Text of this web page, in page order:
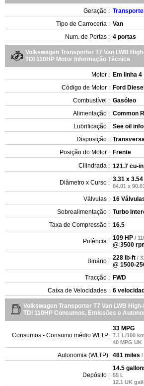
Geração :
Tipo de Carroceria : Van
Num. de Portas : 4 portas
Volkswagen Transporter T7 Van LWB
TDI 110HP Motor Informação Técnica
Motor : Em linha 4
Código de Motor : Ford
Combustível : Gasóleo
Alimentação : Common
Lubrificação : See oil
Disposição :
Posição do Motor : Frente
Cilindrada : 121.7 cu-in
Diâmetro x Curso : 3.31 x
84.01 x
Válvulas : 16
Sobrealimentação : Turbo
Taxa de Compressão : 16.5
Potência : 109 HP /
@ 3500
Binário : 228 lb-ft /
@ 1500-
Tracção : FWD
Caixa de Velocidades : 6
Volkswagen Transporter T7 Van LWB
TDI 110HP Consumos, Emissões e
Consumos - Consumo médio WLTP:
33 MPG
7.1 L/100 km
40 MPG UK
Autonomia (WLTP): 481 miles /
Depósito :
14.5
55 L
12.1 UK